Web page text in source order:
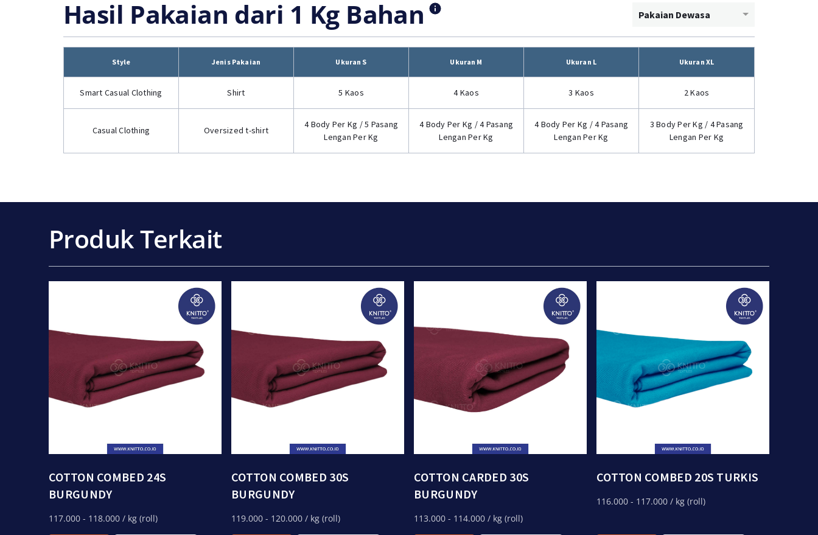
Hasil Pakaian dari 1 Kg Bahan Pakaian Dewasa
Style Jenis Pakaian Ukuran S Ukuran M Ukuran L Ukuran XL
Smart Casual Clothing Shirt 5 Kaos 4 Kaos 3 Kaos 2 Kaos
Casual Clothing Oversized t-shirt
4 Body Per Kg / 5 Pasang
Lengan Per Kg
4 Body Per Kg / 4 Pasang
Lengan Per Kg
4 Body Per Kg / 4 Pasang
Lengan Per Kg
3 Body Per Kg / 4 Pasang
Lengan Per Kg
Produk Terkait
COTTON COMBED 24S
BURGUNDY
117.000 - 118.000 / kg (roll)
COTTON COMBED 30S
BURGUNDY
119.000 - 120.000 / kg (roll)
COTTON CARDED 30S
BURGUNDY
113.000 - 114.000 / kg (roll)
COTTON COMBED 20S TURKIS
116.000 - 117.000 / kg (roll)